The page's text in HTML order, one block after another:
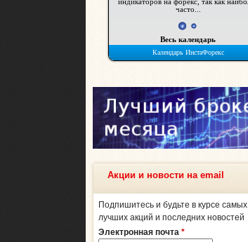
Акции и новости на email
Подпишитесь и будьте в курсе самых
лучших акций и последних новостей
Электронная почта *